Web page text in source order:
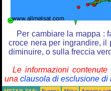
Per cambiare la mappa :
croce nera per ingrandire, il
diminuire, o sulla freccia
Le informazioni
una clausola di esclusione di